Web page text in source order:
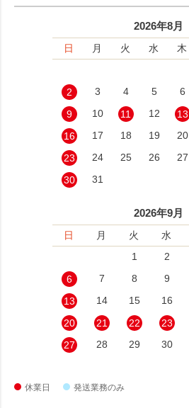
2026年8月
日 月 火 水 木
2
3 4 5 6
9
10 11 12 13
16
17 18 19 20
23
24 25 26 27
30
31
2026年9月
日 月 火 水
1
2
6
7 8 9
13
14 15 16
20
21 22 23
27
28 29 30
休業日 発送業務のみ